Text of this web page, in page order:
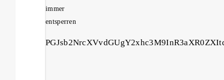
immer
entsperren